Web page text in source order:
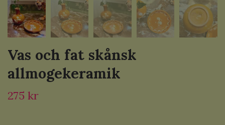
Vas och fat skånsk
allmogekeramik
275 kr